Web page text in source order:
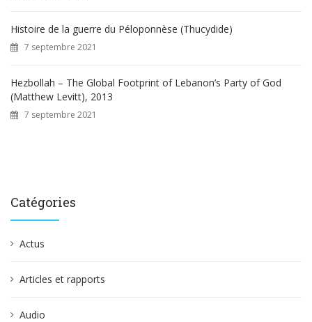
Histoire de la guerre du Péloponnèse (Thucydide)
7 septembre 2021
Hezbollah – The Global Footprint of Lebanon’s Party of God
(Matthew Levitt), 2013
7 septembre 2021
Catégories
Actus
Articles et rapports
Audio